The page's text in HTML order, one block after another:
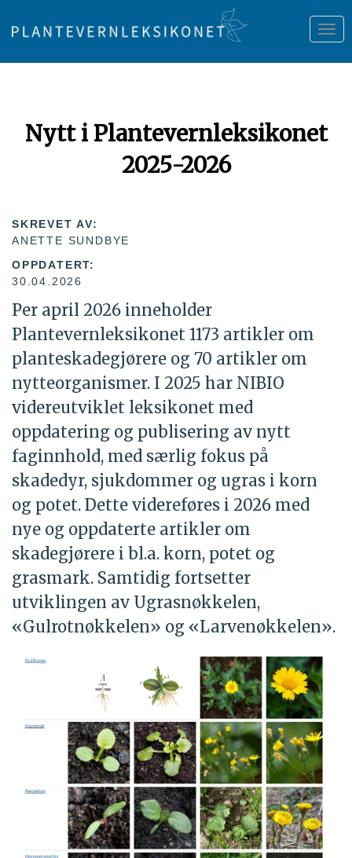
Nytt i Plantevernleksikonet
2025-2026
SKREVET AV:
ANETTE SUNDBYE
OPPDATERT:
30.04.2026
Per april 2026 inneholder
Plantevernleksikonet 1173 artikler om
planteskadegjørere og 70 artikler om
nytteorganismer. I 2025 har NIBIO
videreutviklet leksikonet med
oppdatering og publisering av nytt
faginnhold, med særlig fokus på
skadedyr, sjukdommer og ugras i korn
og potet. Dette videreføres i 2026 med
nye og oppdaterte artikler om
skadegjørere i bl.a. korn, potet og
grasmark. Samtidig fortsetter
utviklingen av Ugrasnøkkelen,
«Gulrotnøkkelen» og «Larvenøkkelen».